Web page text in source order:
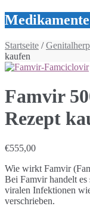
Startseite /
kaufen
Famvir
Rezept
€555,00
Wie wirkt Famvir
Bei Famvir handelt
viralen Infektionen
verschrieben.